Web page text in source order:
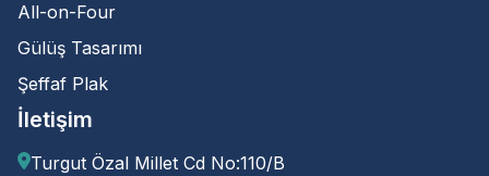
All-on-Four
Gülüş Tasarımı
Şeffaf Plak
İletişim
Turgut Özal Millet Cd No:110/B